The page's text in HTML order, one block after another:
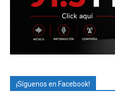
¡Síguenos en Facebook!